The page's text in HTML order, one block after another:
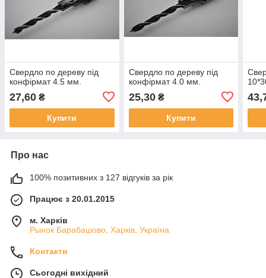
Свердло по дереву під
конфірмат 4.5 мм.
27,60 ₴
Купити
Свердло по дереву під
конфірмат 4.0 мм.
25,30₴
Купити
Про нас
100% позитивних з 127 відгуків за рік
Працює з 20.01.2015
м. Харків
Рынок Барабашово, Харків, Україна
Контакти
Сьогодні вихідний